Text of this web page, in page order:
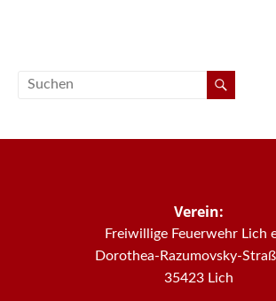
Verein:
Freiwillige Feuerwehr Lich
Dorothea-Razumovsky-
35423 Lich